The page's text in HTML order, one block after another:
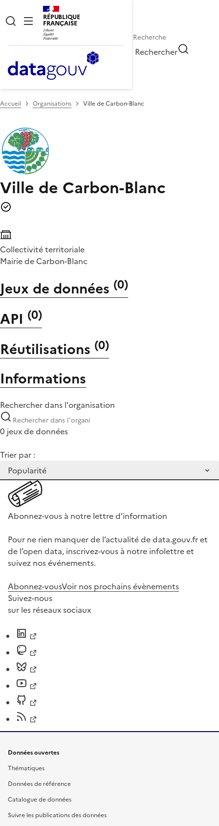
RÉPUBLIQUE
FRANÇAISE
Rechercher
Accueil Organisations Ville de Carbon-Blanc
Ville de Carbon-Blanc
Collectivité territoriale
Mairie de Carbon-Blanc
Jeux de données (0)
API (0)
Réutilisations (0)
Informations
Rechercher dans l'organisation
0 jeux de données
Trier par :
Abonnez-vous à notre lettre d'information
Pour ne rien manquer de l’actualité de data.gouv.fr et
de l’open data, inscrivez-vous à notre infolettre et
suivez nos événements.
Abonnez-vousVoir nos prochains évènements
Suivez-nous
sur les réseaux sociaux
Données ouvertes
Thématiques
Données de référence
Catalogue de données
Suivre les publications des données